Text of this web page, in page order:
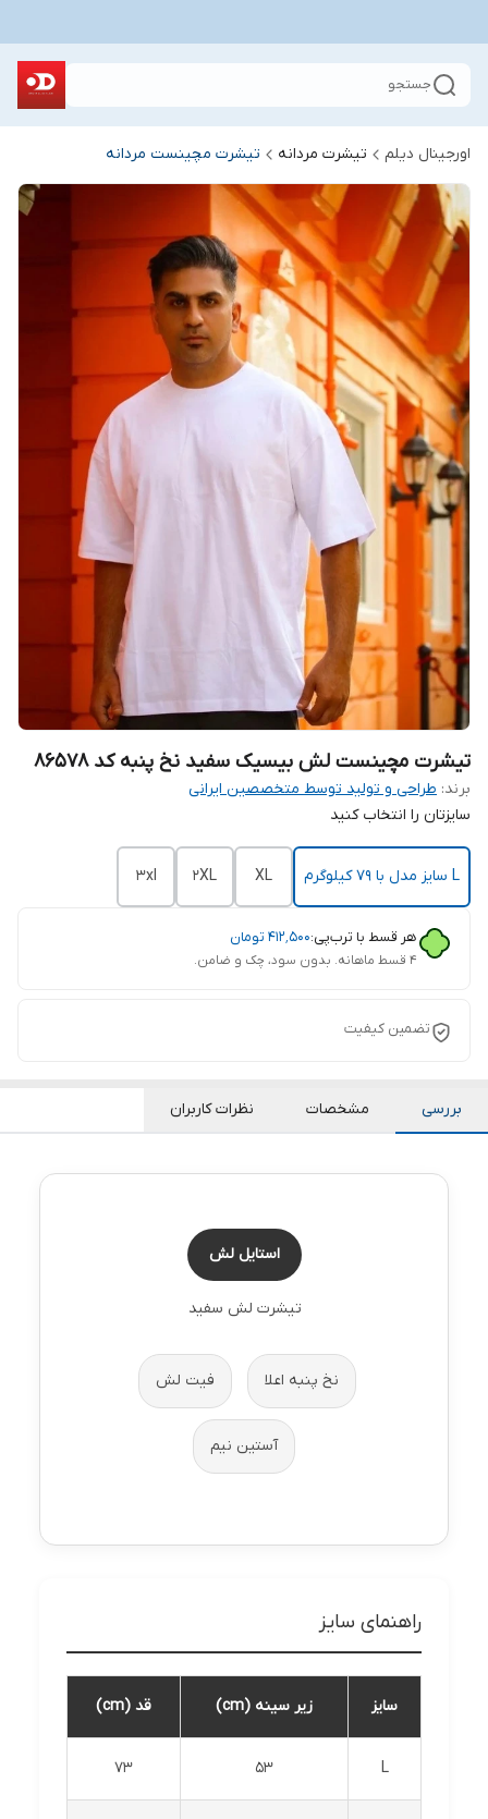
جستجو
اورجینال دیلم تیشرت مردانه تیشرت مچینست مردانه
تیشرت مچینست لش بیسیک سفید نخ پنبه کد ۸۶۵۷۸
برند: طراحی و تولید توسط متخصصین ایرانی
سایزتان را انتخاب کنید
L سایز مدل با ۷۹ کیلوگرم XL
2XL
3xl
هر قسط با ترب‌پی:۴۱۲٬۵۰۰ تومان
۴ قسط ماهانه. بدون سود، چک و ضامن.
تضمین کیفیت
بررسی مشخصات نظرات کاربران
استایل لش
تیشرت لش سفید
نخ پنبه اعلا فیت لش
آستین نیم
راهنمای سایز
سایز زیر سینه (cm) قد (cm)
L
53
73